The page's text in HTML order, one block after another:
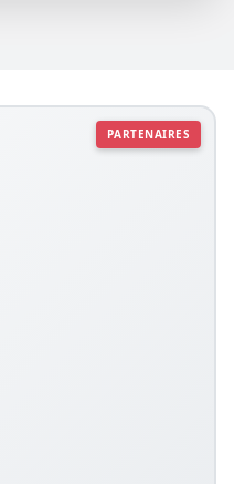
PARTENAIRES